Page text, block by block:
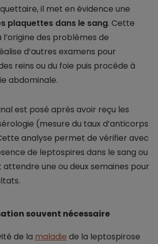
il met en évidence une
plaquettes dans le sang. Cette
des problèmes de
d’autres examens pour
reins ou du foie puis procède à
abdominale.
est posé après avoir reçu les
(mesure du taux d’anticorps
analyse permet de vérifier avec
de leptospires dans le sang ou
attendre une ou deux semaines pour
souvent nécessaire
de la maladie de la leptospirose